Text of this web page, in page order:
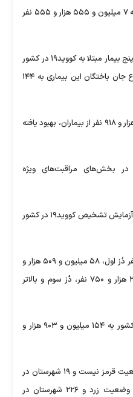
مجموع بیماران کووید ۱۹ در کشور به ۷ میلیون و ۵۵۵ هزار و ۵۵۵ نفر
متاسفانه در طول ۲۴ ساعت گذشته، پنج بیمار مبتلا به کووید۱۹ در کشور
جان خود را از دست دادند و مجموع جان باختگان این بیماری به ۱۴۴
خوشبختانه تاکنون ۷ میلیون و ۳۲۹ هزار و ۹۱۸ نفر از بیماران، بهبود یافته
۱۲۹ نفر از مبتلایان به کووید۱۹ در بخش‌های مراقبت‌های ویژه
تاکنون ۵۴ میلیون و ۲۷۴ هزار و ۹۰۳ آزمایش تشخیص کووید۱۹ در کشور
تاکنون ۶۵ میلیون و ۱۰۶ هزار و ۸۷ نفر دُز اول، ۵۸ میلیون و ۵۰۹ هزار و
۵۱۴ نفر دُز دوم و ۳۱ میلیون و ۲۸۷ هزار و ۷۵۰ نفر، دُز سوم و بالاتر
مجموع واکسن‌های تزریق شده در کشور به ۱۵۴ میلیون و ۹۰۳ هزار و
در حال حاضر هیچ شهرستانی در وضعیت قرمز نیست و ۱۹ شهرستان در
وضعیت نارنجی، ۲۰۳ شهرستان در وضعیت زرد و ۲۲۶ شهرستان در